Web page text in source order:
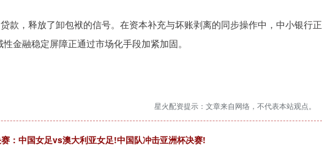
款，释放了卸包袱的信号。在资本补充与坏账剥离的同步操作中，中小银行正
金融稳定屏障正通过市场化手段加紧加固。
星火配资提示：文章来自网络，不代表本站观点。
：中国女足vs澳大利亚女足!中国队冲击亚洲杯决赛!